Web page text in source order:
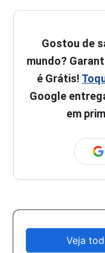
Gostou de
mundo?
é Grátis!
Google
em
Veja